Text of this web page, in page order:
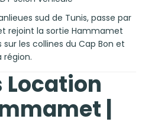
sud de Tunis, passe par
rejoint la sortie Hammamet
les collines du Cap Bon et
région.
|